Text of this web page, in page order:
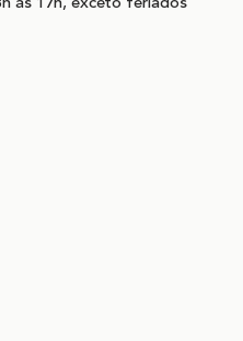
às 17h, exceto feriados